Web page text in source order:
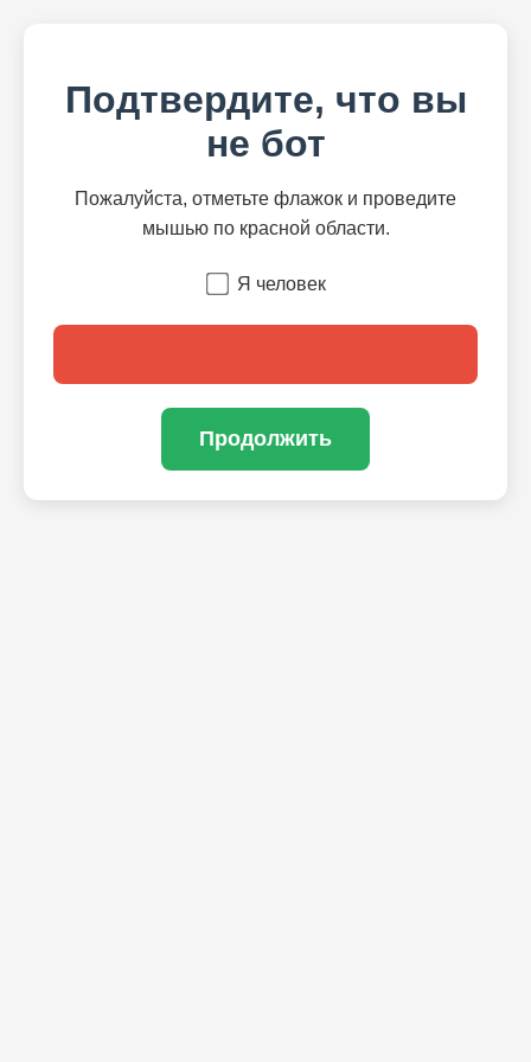
Подтвердите, что вы
не бот
Пожалуйста, отметьте флажок и проведите
мышью по красной области.
Я человек
Продолжить